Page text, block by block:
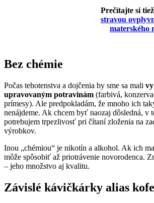
Prečítajte si
stravou
materského
Bez chémie
Počas tehotenstva a dojčenia by sme sa mali
upravovaným potravinám (farbivá,
prímesy). Ale predpokladám, že mnoho ich
nenájdeme. Ak chcem byť naozaj dôsledná, v
potrebujem trpezlivosť pri čítaní zloženia na
výrobkov.
Inou „chémiou“ je nikotín a alkohol. Ak ich
môže spôsobiť až priotrávenie novorodenca.
– jeho množstvo aj kvalitu.
Závislé kávičkárky alias